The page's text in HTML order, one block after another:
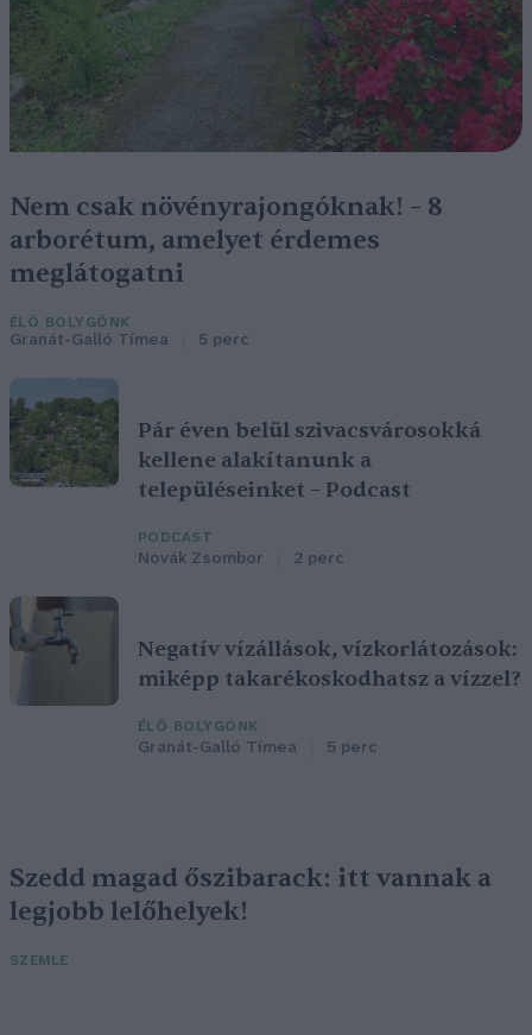
Nem csak növényrajongóknak! – 8
arborétum, amelyet érdemes
meglátogatni
ÉLŐ BOLYGÓNK
Granát-Galló Tímea 5 perc
Pár éven belül szivacsvárosokká
kellene alakítanunk a
településeinket – Podcast
PODCAST
Novák Zsombor 2 perc
Negatív vízállások, vízkorlátozások:
miképp takarékoskodhatsz a vízzel?
ÉLŐ BOLYGÓNK
Granát-Galló Tímea 5 perc
Szedd magad őszibarack: itt vannak a
legjobb lelőhelyek!
SZEMLE